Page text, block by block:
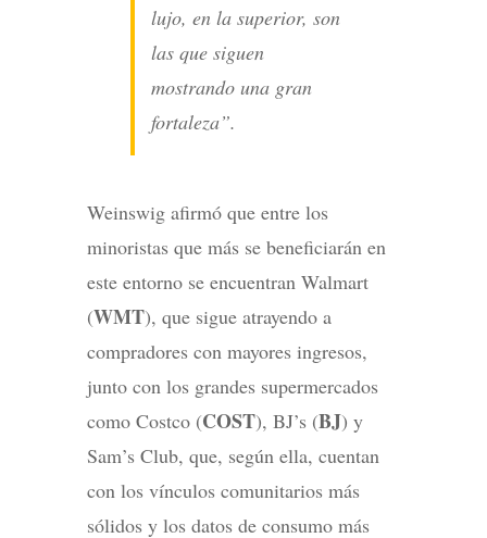
lujo, en la superior, son
las que siguen
mostrando una gran
fortaleza”.
Weinswig afirmó que entre los
minoristas que más se beneficiarán en
este entorno se encuentran Walmart
(WMT), que sigue atrayendo a
compradores con mayores ingresos,
junto con los grandes supermercados
como Costco (COST), BJ’s (BJ) y
Sam’s Club, que, según ella, cuentan
con los vínculos comunitarios más
sólidos y los datos de consumo más